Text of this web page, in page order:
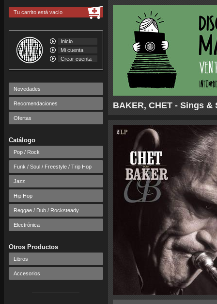
BAKER, CHET - Sings &
Tu carrito está vacío
Inicio
Mi cuenta
Crear cuenta
Novedades
Recomendaciones
Ofertas
Catálogo
Pop / Rock
Funk / Soul / Freestyle / Trip Hop
Jazz
Hip Hop
Reggae / Dub / Rocksteady
Electrónica
Otros Productos
Libros
Accesorios